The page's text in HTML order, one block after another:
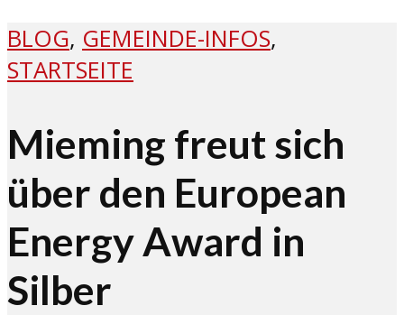
BLOG, GEMEINDE-INFOS,
STARTSEITE
Mieming freut sich
über den European
Energy Award in
Silber